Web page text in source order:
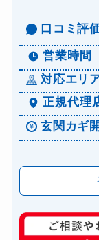
口コミ評
営業時間
対応エリ
正規代理
玄関カギ
玄関カギ